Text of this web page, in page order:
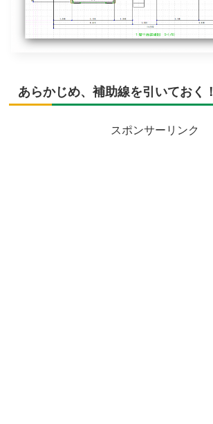
あらかじめ、補助線を引いておく！
スポンサーリンク